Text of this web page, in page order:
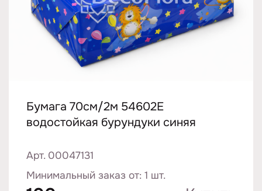
Бумага 70см/2м 54602E
водостойкая бурундуки синяя
Арт. 00047131
Минимальный заказ от: 1 шт.